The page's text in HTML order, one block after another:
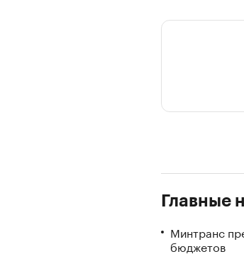
Главные
Минтранс
бюджетов